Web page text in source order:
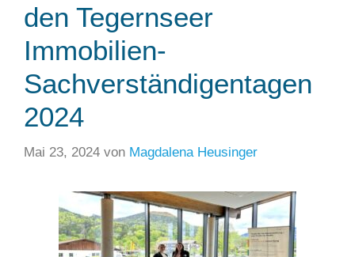
den Tegernseer
Immobilien-
Sachverständigentagen
2024
Mai 23, 2024 von Magdalena Heusinger